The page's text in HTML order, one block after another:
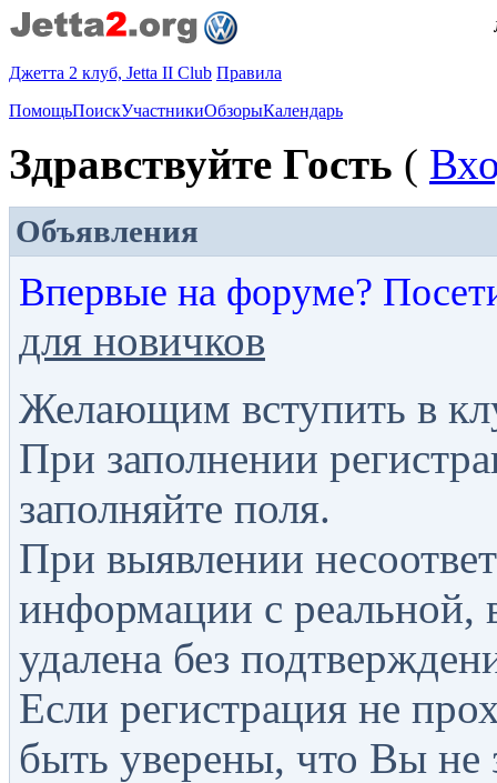
Джетта 2 клуб, Jetta II Club Правила
ПомощьПоискУчастникиОбзорыКалендарь
Здравствуйте Гость (
Объявления
Впервые на форуме?
для новичков
Желающим вступить в
При заполнении
заполняйте поля.
При выявлении
информации с реальной,
удалена без
Если регистрация не
быть уверены, что Вы не